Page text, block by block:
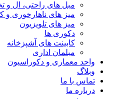
مبل های راحتی، ال
میز های ناهارخوری و
میز های تلویزیون
دکوری ها
کابینت های آشپزخانه
مبلمان اداری
واحد معماری و دکوراسیون
وبلاگ
تماس با ما
درباره ما